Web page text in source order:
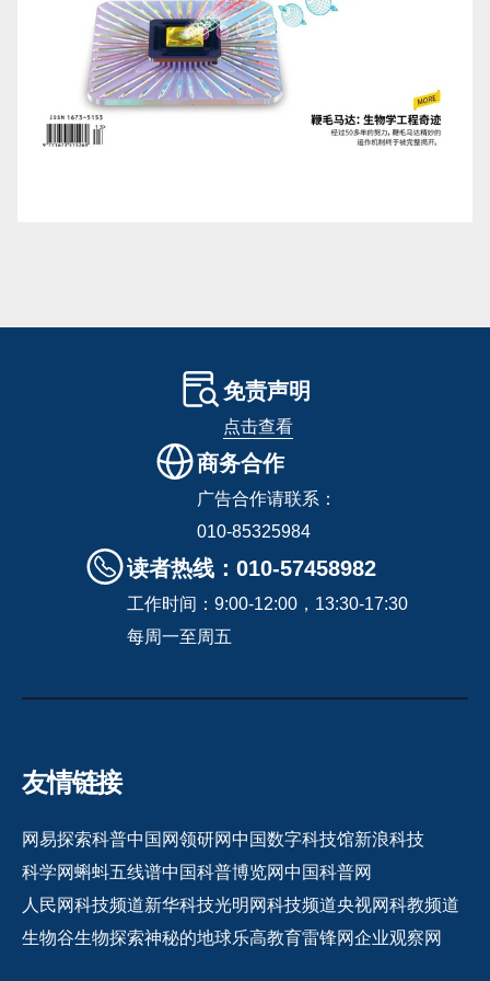
免责声明
点击查看
商务合作
广告合作请联系：
010-85325984
读者热线：010-57458982
工作时间：9:00-12:00，13:30-17:30
每周一至周五
友情链接
网易探索科普中国网领研网中国数字科技馆新浪科技
科学网蝌蚪五线谱中国科普博览网中国科普网
人民网科技频道新华科技光明网科技频道央视网科教频道
生物谷生物探索神秘的地球乐高教育雷锋网企业观察网